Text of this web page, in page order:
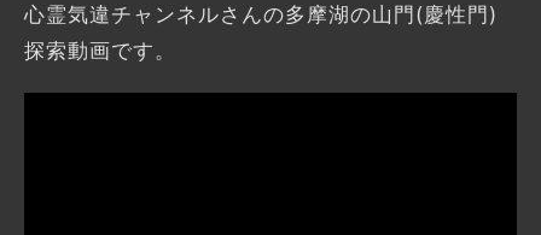
心霊気違チャンネルさんの多摩湖の山門(慶性門)
探索動画です。